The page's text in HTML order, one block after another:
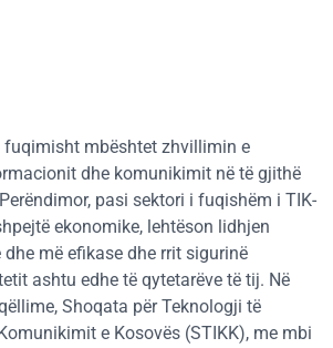
fuqimisht mbështet zhvillimin e
dhe komunikimit në të gjithë
pasi sektori i fuqishëm i TIK-
ekonomike, lehtëson lidhjen
më efikase dhe rrit sigurinë
ashtu edhe të qytetarëve të tij. Në
Shoqata për Teknologji të
e Kosovës (STIKK), me mbi